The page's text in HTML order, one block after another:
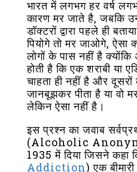
भारत में लगभग हर वर्ष
कारण मर जाते है, जबकि
डॉक्टरों द्वारा पहले ही
पियोगे तो मर जाओगे, ऐसा
लोगों के पास नहीं है
होती है कि एक शराबी या
चाहता ही नहीं है और
जानबूझकर पीता है या वो
लेकिन ऐसा नहीं है।
इस प्रश्न का जवाब
(Alcoholic
1935 में दिया जिसने कहा
Addiction) एक